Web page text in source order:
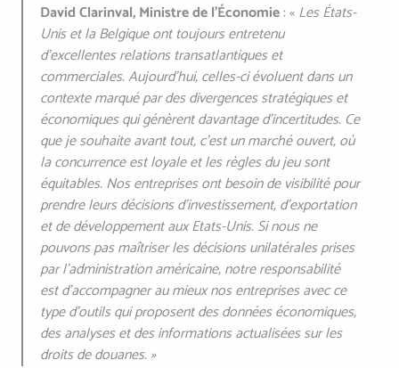
David Clarinval, Ministre de l'Économie: «Les États-
Unis et la Belgique ont toujours entretenu
d'excellentes relations transatlantiques et
commerciales. Aujourd'hui, celles-ci évoluent dans un
contexte marqué par des divergences stratégiques et
économiques qui génèrent davantage d'incertitudes. Ce
que je souhaite avant tout, c'est un marché ouvert, où
la concurrence est loyale et les règles du jeu sont
équitables. Nos entreprises ont besoin de visibilité pour
prendre leurs décisions d'investissement, d'exportation
et de développement aux Etats-Unis. Si nous ne
pouvons pas maîtriser les décisions unilatérales prises
par l'administration américaine, notre responsabilité
est d’accompagner au mieux nos entreprises avec ce
type d’outils qui proposent des données économiques,
des analyses et des informations actualisées sur les
droits de douanes. »